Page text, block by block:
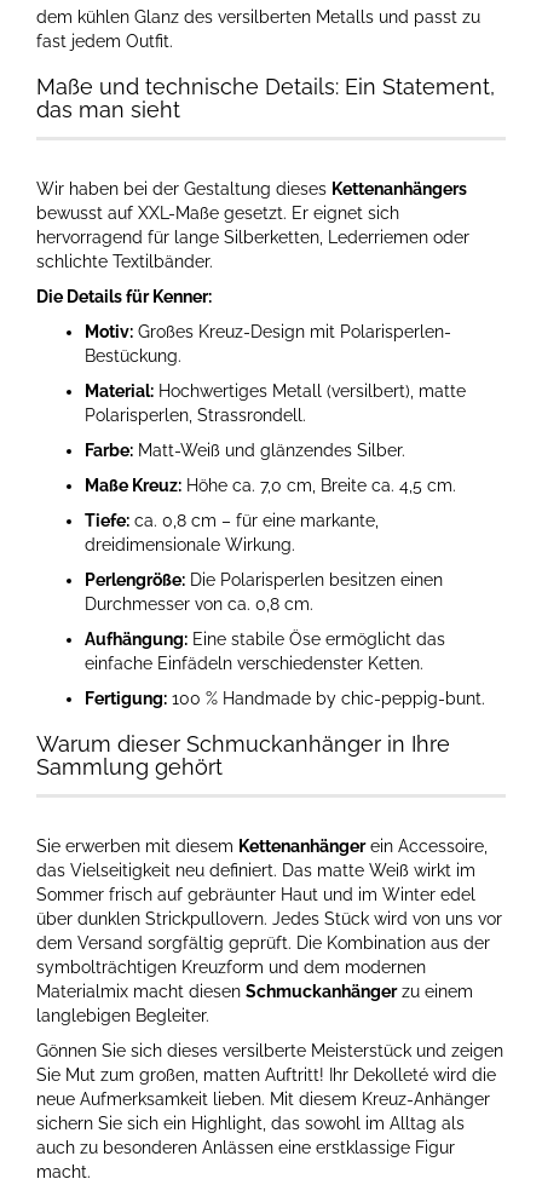
dem kühlen Glanz des versilberten Metalls und passt zu
fast jedem Outfit.
Maße und technische Details: Ein Statement,
das man sieht
Wir haben bei der Gestaltung dieses Kettenanhängers
bewusst auf XXL-Maße gesetzt. Er eignet sich
hervorragend für lange Silberketten, Lederriemen oder
schlichte Textilbänder.
Die Details für Kenner:
Motiv: Großes Kreuz-Design mit Polarisperlen-
Bestückung.
Material: Hochwertiges Metall (versilbert), matte
Polarisperlen, Strassrondell.
Farbe: Matt-Weiß und glänzendes Silber.
Maße Kreuz: Höhe ca. 7,0 cm, Breite ca. 4,5 cm.
Tiefe: ca. 0,8 cm – für eine markante,
dreidimensionale Wirkung.
Perlengröße: Die Polarisperlen besitzen einen
Durchmesser von ca. 0,8 cm.
Aufhängung: Eine stabile Öse ermöglicht das
einfache Einfädeln verschiedenster Ketten.
Fertigung: 100 % Handmade by chic-peppig-bunt.
Warum dieser Schmuckanhänger in Ihre
Sammlung gehört
Sie erwerben mit diesem Kettenanhängerein Accessoire,
das Vielseitigkeit neu definiert. Das matte Weiß wirkt im
Sommer frisch auf gebräunter Haut und im Winter edel
über dunklen Strickpullovern. Jedes Stück wird von uns vor
dem Versand sorgfältig geprüft. Die Kombination aus der
symbolträchtigen Kreuzform und dem modernen
Materialmix macht diesen Schmuckanhängerzu einem
langlebigen Begleiter.
Gönnen Sie sich dieses versilberte Meisterstück und zeigen
Sie Mut zum großen, matten Auftritt! Ihr Dekolleté wird die
neue Aufmerksamkeit lieben. Mit diesem Kreuz-Anhänger
sichern Sie sich ein Highlight, das sowohl im Alltag als
auch zu besonderen Anlässen eine erstklassige Figur
macht.